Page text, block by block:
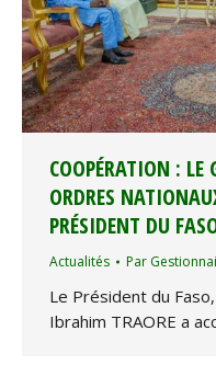
COOPÉRATION : LE
ORDRES
PRÉSIDENT DU
Actualités Par
Le Président du
Ibrahim TRAORE a